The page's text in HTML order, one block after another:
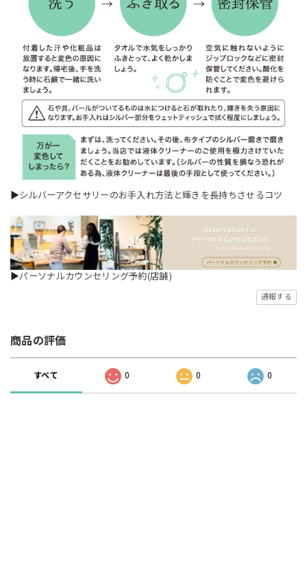
▶シルバーアクセサリーのお手入れ方法と輝きを長持ちさせるコツ
▶パーソナルカウンセリング予約(店舗)
通報する
商品の評価
すべて 0 0 0